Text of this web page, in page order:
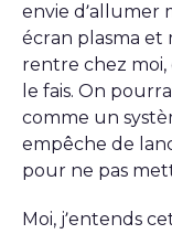
envie d’allumer
écran plasma et
rentre chez moi,
le fais. On
comme un
empêche de
pour ne pas
Moi, j’entends